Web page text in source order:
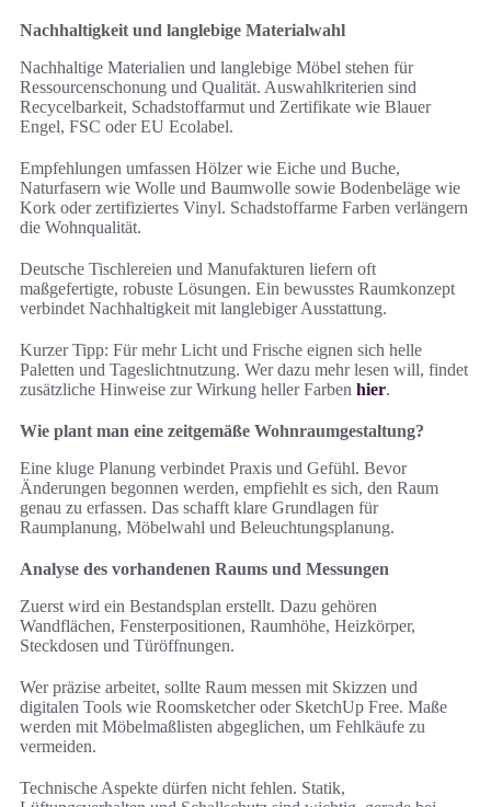
Nachhaltigkeit und langlebige Materialwahl
Nachhaltige Materialien und langlebige Möbel stehen für
Ressourcenschonung und Qualität. Auswahlkriterien sind
Recycelbarkeit, Schadstoffarmut und Zertifikate wie Blauer
Engel, FSC oder EU Ecolabel.
Empfehlungen umfassen Hölzer wie Eiche und Buche,
Naturfasern wie Wolle und Baumwolle sowie Bodenbeläge wie
Kork oder zertifiziertes Vinyl. Schadstoffarme Farben verlängern
die Wohnqualität.
Deutsche Tischlereien und Manufakturen liefern oft
maßgefertigte, robuste Lösungen. Ein bewusstes Raumkonzept
verbindet Nachhaltigkeit mit langlebiger Ausstattung.
Kurzer Tipp: Für mehr Licht und Frische eignen sich helle
Paletten und Tageslichtnutzung. Wer dazu mehr lesen will, findet
zusätzliche Hinweise zur Wirkung heller Farben hier.
Wie plant man eine zeitgemäße Wohnraumgestaltung?
Eine kluge Planung verbindet Praxis und Gefühl. Bevor
Änderungen begonnen werden, empfiehlt es sich, den Raum
genau zu erfassen. Das schafft klare Grundlagen für
Raumplanung, Möbelwahl und Beleuchtungsplanung.
Analyse des vorhandenen Raums und Messungen
Zuerst wird ein Bestandsplan erstellt. Dazu gehören
Wandflächen, Fensterpositionen, Raumhöhe, Heizkörper,
Steckdosen und Türöffnungen.
Wer präzise arbeitet, sollte Raum messen mit Skizzen und
digitalen Tools wie Roomsketcher oder SketchUp Free. Maße
werden mit Möbelmaßlisten abgeglichen, um Fehlkäufe zu
vermeiden.
Technische Aspekte dürfen nicht fehlen. Statik,